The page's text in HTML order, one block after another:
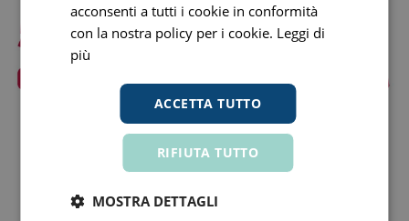
Rimaniamo in contatto!
acconsenti a tutti i cookie in conformità
con la nostra policy per i cookie. Leggi di
più
ACCETTA TUTTO
RIFIUTA TUTTO
MOSTRA DETTAGLI